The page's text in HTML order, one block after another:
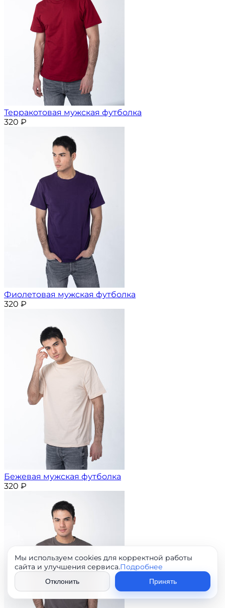
Терракотовая мужская футболка
320 ₽
Фиолетовая мужская футболка
320 ₽
Бежевая мужская футболка
320 ₽
Мы используем cookies для корректной работы
сайта и улучшения сервиса.Подробнее
Отклонить Принять